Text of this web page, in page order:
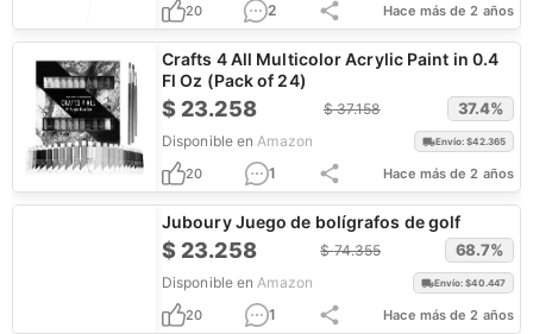
20 2 Hace más de 2 años
Crafts 4 All Multicolor Acrylic Paint in 0.4
Fl Oz (Pack of 24)
$ 23.258 $37.158 37.4%
Disponible en Amazon Envío: $42.365
20 1 Hace más de 2 años
Juboury Juego de bolígrafos de golf
$ 23.258 $74.355 68.7%
Disponible en Amazon Envío: $40.447
20 1 Hace más de 2 años